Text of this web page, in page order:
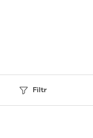
Filtr